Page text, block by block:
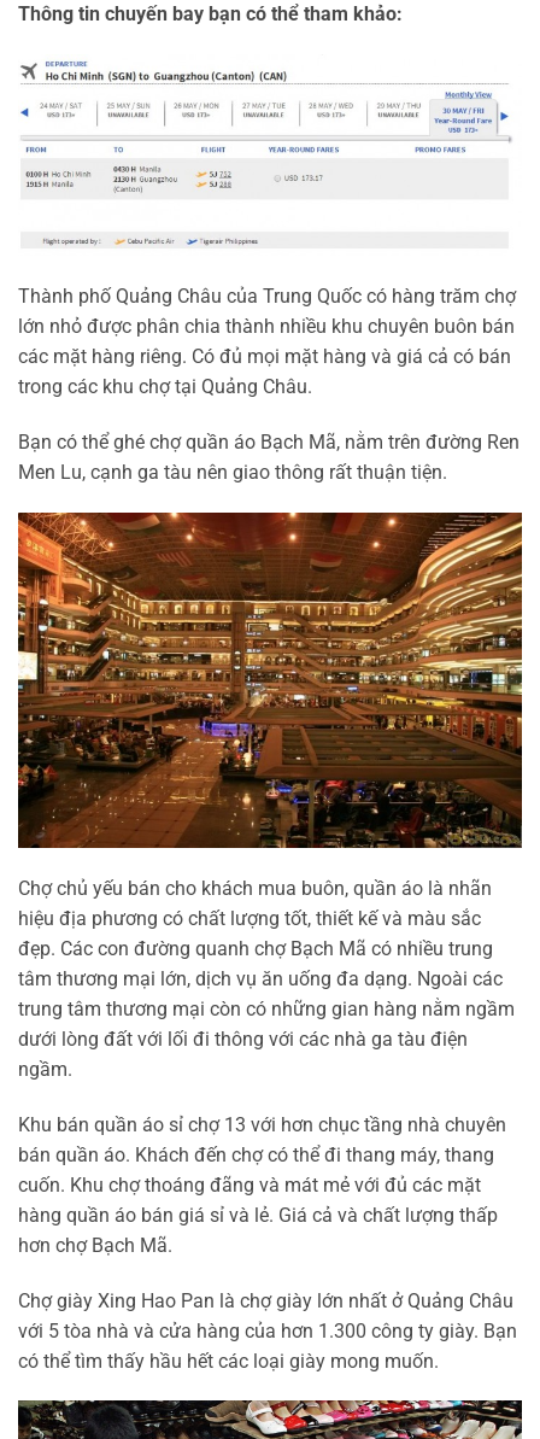
Thông tin chuyến bay bạn có thể tham khảo:
Thành phố Quảng Châu của Trung Quốc có hàng trăm chợ
lớn nhỏ được phân chia thành nhiều khu chuyên buôn bán
các mặt hàng riêng. Có đủ mọi mặt hàng và giá cả có bán
trong các khu chợ tại Quảng Châu.
Bạn có thể ghé chợ quần áo Bạch Mã, nằm trên đường Ren
Men Lu, cạnh ga tàu nên giao thông rất thuận tiện.
Chợ chủ yếu bán cho khách mua buôn, quần áo là nhãn
hiệu địa phương có chất lượng tốt, thiết kế và màu sắc
đẹp. Các con đường quanh chợ Bạch Mã có nhiều trung
tâm thương mại lớn, dịch vụ ăn uống đa dạng. Ngoài các
trung tâm thương mại còn có những gian hàng nằm ngầm
dưới lòng đất với lối đi thông với các nhà ga tàu điện
ngầm.
Khu bán quần áo sỉ chợ 13 với hơn chục tầng nhà chuyên
bán quần áo. Khách đến chợ có thể đi thang máy, thang
cuốn. Khu chợ thoáng đãng và mát mẻ với đủ các mặt
hàng quần áo bán giá sỉ và lẻ. Giá cả và chất lượng thấp
hơn chợ Bạch Mã.
Chợ giày Xing Hao Pan là chợ giày lớn nhất ở Quảng Châu
với 5 tòa nhà và cửa hàng của hơn 1.300 công ty giày. Bạn
có thể tìm thấy hầu hết các loại giày mong muốn.